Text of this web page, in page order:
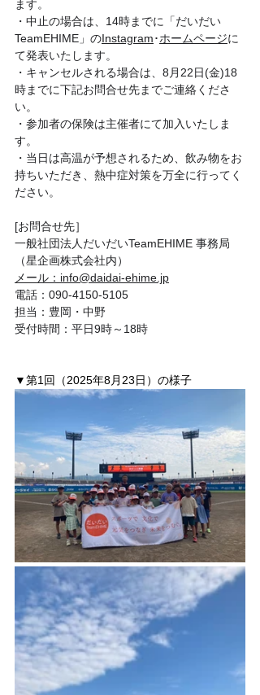
ます。
・中止の場合は、14時までに「だいだい
TeamEHIME」のInstagram･ホームページに
て発表いたします。
・キャンセルされる場合は、8月22日(金)18
時までに下記お問合せ先までご連絡くださ
い。
・参加者の保険は主催者にて加入いたしま
す。
・当日は高温が予想されるため、飲み物をお
持ちいただき、熱中症対策を万全に行ってく
ださい。
[お問合せ先］
一般社団法人だいだいTeamEHIME 事務局
（星企画株式会社内）
メール：info@daidai-ehime.jp
電話：090-4150-5105
担当：豊岡・中野
受付時間：平日9時～18時
▼第1回（2025年8月23日）の様子